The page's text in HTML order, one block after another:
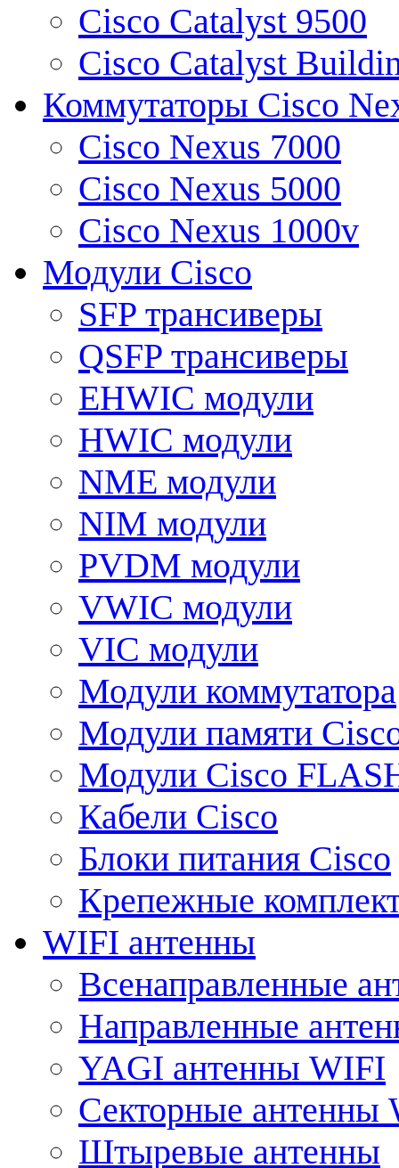
Cisco Catalyst 9500
Cisco Catalyst
Коммутаторы Cisco
Cisco Nexus 7000
Cisco Nexus 5000
Cisco Nexus 1000v
Модули Cisco
SFP трансиверы
QSFP трансиверы
EHWIC модули
HWIC модули
NME модули
NIM модули
PVDM модули
VWIC модули
VIC модули
Модули коммутатора
Модули памяти
Модули Cisco
Кабели Cisco
Блоки питания Cisco
Крепежные
WIFI антенны
Всенаправленные
Направленные
YAGI антенны WIFI
Секторные антенны
Штыревые антенны